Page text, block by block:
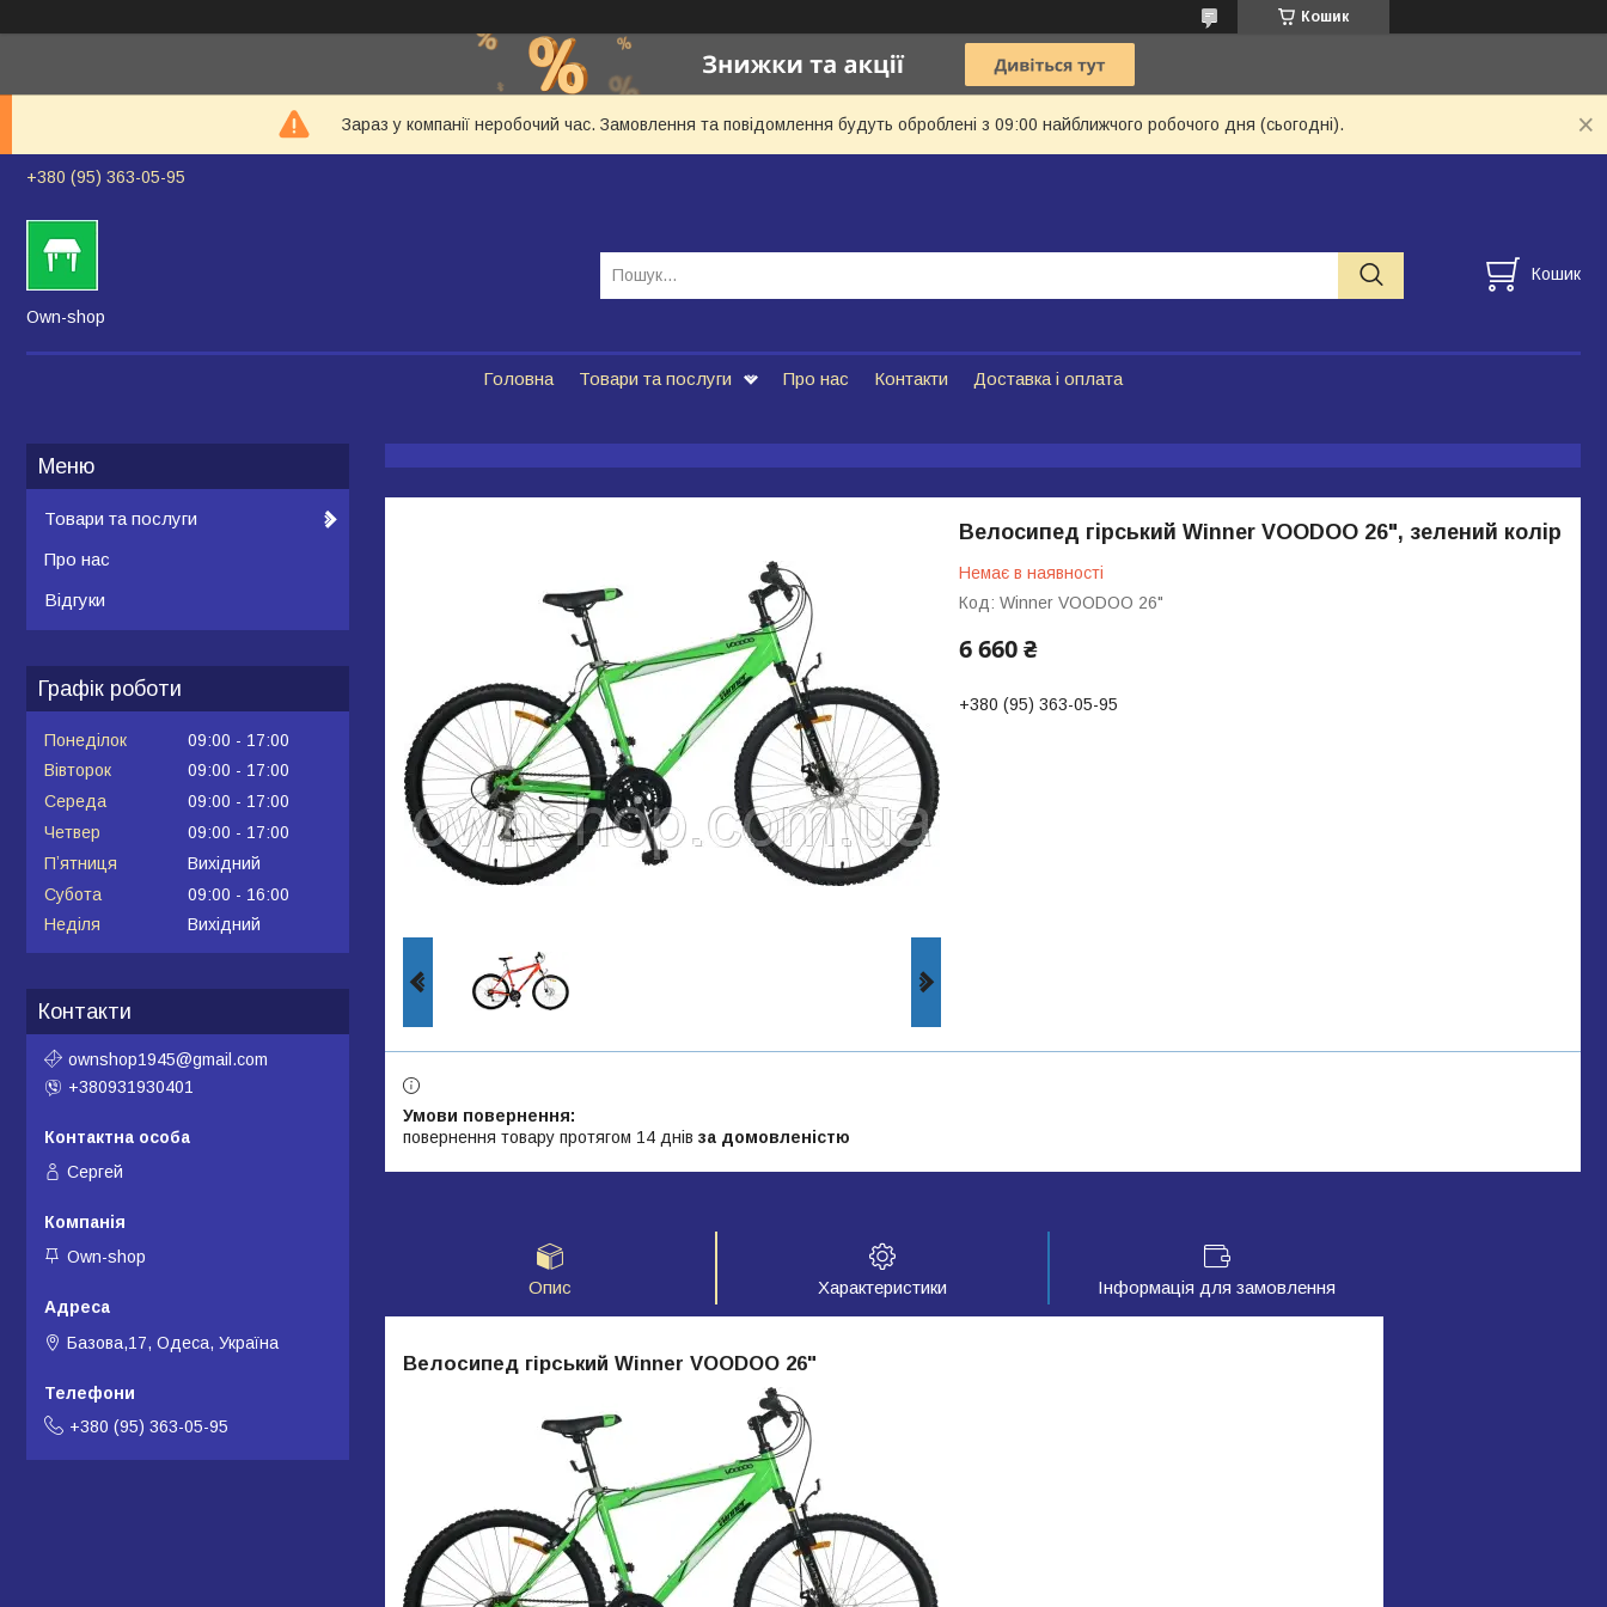
Кошик
Зараз у компанії неробочий час. Замовлення та повідомлення будуть оброблені з 09:00 найближчого робочого дня (сьогодні).
+380 (95) 363-05-95
Own-shop
Кошик
Головна Товари та послуги Про нас Контакти Доставка і оплата
Велосипед гірський Winner VOODOO 26", зелений колір
Немає в наявності
Код: Winner VOODOO 26"
6 660 ₴
+380 (95) 363-05-95
повернення товару протягом 14 днів за домовленістю
Опис Характеристики Інформація для замовлення
Велосипед гірський Winner VOODOO 26"
Товари та послуги
Про нас
Відгуки
Графік роботи
Понеділок 09:00
17:00
Вівторок
09:00
17:00
Середа
09:00
17:00
Четвер
09:00
17:00
Пʼятниця
Вихідний
Субота
09:00
16:00
Неділя
Вихідний
Контакти
ownshop1945@gmail.com
+380931930401
Сергей
Own-shop
Базова,17, Одеса, Україна
+380 (95) 363-05-95